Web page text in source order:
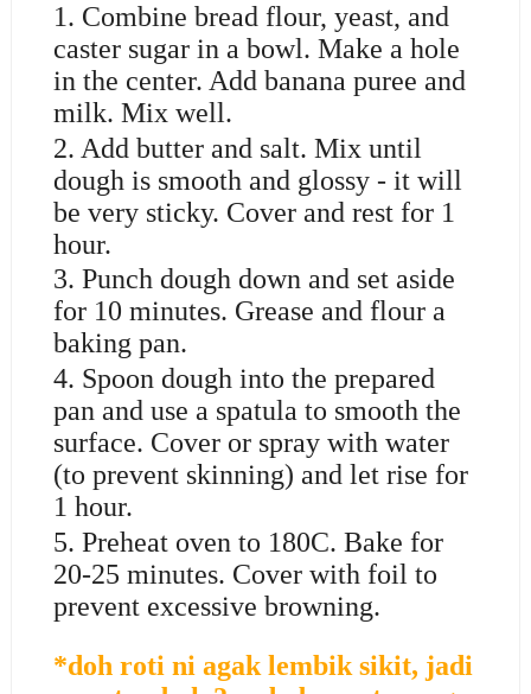
1. Combine bread flour, yeast, and
caster sugar in a bowl. Make a hole
in the center. Add banana puree and
milk. Mix well.
2. Add butter and salt. Mix until
dough is smooth and glossy - it will
be very sticky. Cover and rest for 1
hour.
3. Punch dough down and set aside
for 10 minutes. Grease and flour a
baking pan.
4. Spoon dough into the prepared
pan and use a spatula to smooth the
surface. Cover or spray with water
(to prevent skinning) and let rise for
1 hour.
5. Preheat oven to 180C. Bake for
20-25 minutes. Cover with foil to
prevent excessive browning.
*doh roti ni agak lembik sikit, jadi